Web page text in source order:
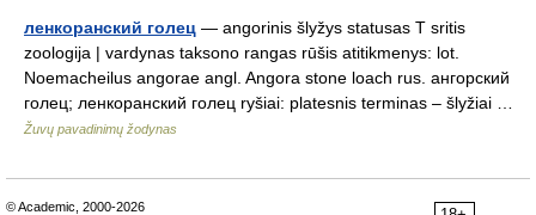
ленкоранский голец — angorinis šlyžys statusas T sritis
zoologija | vardynas taksono rangas rūšis atitikmenys: lot.
Noemacheilus angorae angl. Angora stone loach rus. ангорский
голец; ленкоранский голец ryšiai: platesnis terminas – šlyžiai …
Žuvų pavadinimų žodynas
© Academic, 2000-2026